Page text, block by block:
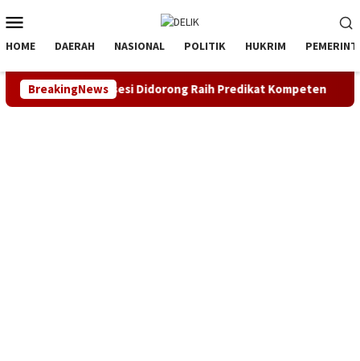
ke
kontenMobile
HOME DAERAH NASIONAL POLITIK HUKRIM
BreakingNews
SDM, Asesi Didorong Raih Predikat Kompeten Sinergi